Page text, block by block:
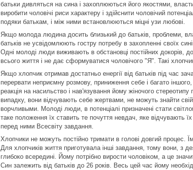
батьки дивляться на сина і захоплюються його якостями,
виробити чоловічі риси характеру і здійснити чоловічий
подяки батькам, і між ними встановлюються міцні узи любові.
Якщо молода людина досить близький до батьків, проблеми,
батьків не усвідомлюють гостру потребу в захопленні своїх
Одні молоді люди виживають в обстановці постійних докорів,
всього життя і не дає сформуватися чоловічого "Я". Такі
Якщо хлопчик отримав достатньо енергії від батьків під час
перервати неприємну розмову, приниження себе і багато
реакція на насильство і нав'язування йому жіночого
випадку, вони відчувають себе жертвами, не можуть знайти
ворчливыми. Молоді люди, в потенціалі призначені стати
таке положення їх ставить те почуття невдач, яке відчувають
перед ними Всесвіту завдання.
Хлопчики не можуть постійно тримати в голові довгий процес.
Для хлопчиків життя приготувала інші завдання, тому вони, з
глибоко всередині. Йому потрібно вирости чоловіком, а це
Син залежить від батьків до 26 років. Весь цей час йому